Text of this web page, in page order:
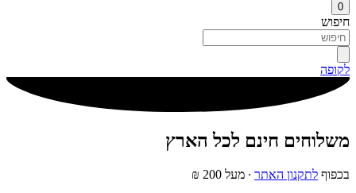
0
חיפוש
לקופה
משלוחים חינם לכל הארץ
בכפוף לתקנון האתר ∙ מעל 200 ₪